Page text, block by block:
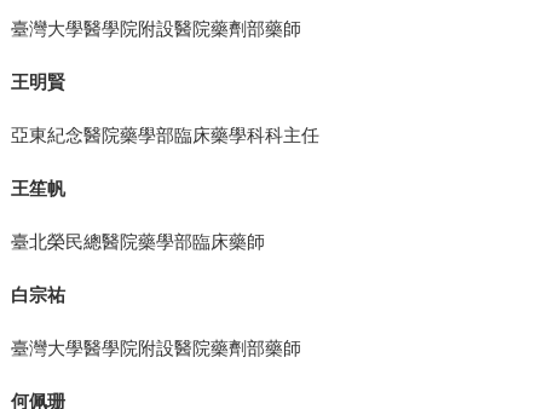
臺灣大學醫學院附設醫院藥劑部藥師
王明賢
亞東紀念醫院藥學部臨床藥學科科主任
王笙帆
臺北榮民總醫院藥學部臨床藥師
白宗祐
臺灣大學醫學院附設醫院藥劑部藥師
何佩珊